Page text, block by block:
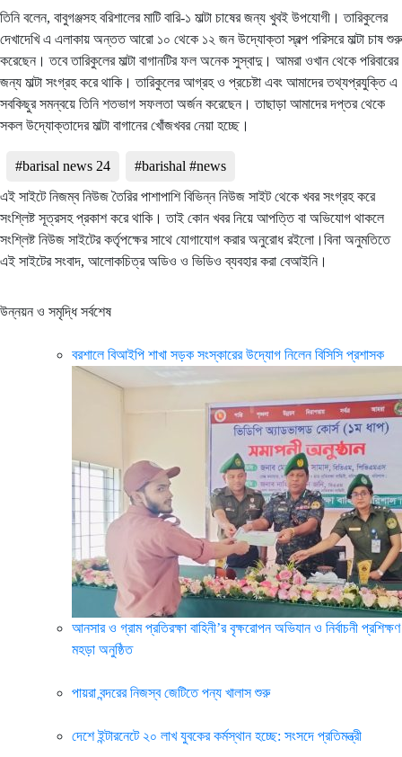
তিনি বলেন, বাবুগঞ্জসহ বরিশালের মাটি বারি-১ মাল্টা চাষের জন্য খুবই উপযোগী। তারিকুলের
দেখাদেখি এ এলাকায় অন্তত আরো ১০ থেকে ১২ জন উদ্যোক্তা স্বল্প পরিসরে মাল্টা চাষ শুরু
করেছেন। তবে তারিকুলের মাল্টা বাগানটির ফল অনেক সুস্বাদু। আমরা ওখান থেকে পরিবারের
জন্য মাল্টা সংগ্রহ করে থাকি। তারিকুলের আগ্রহ ও প্রচেষ্টা এবং আমাদের তথ্যপ্রযুক্তি এ
সবকিছুর সমন্বয়ে তিনি শতভাগ সফলতা অর্জন করেছেন। তাছাড়া আমাদের দপ্তর থেকে
সকল উদ্যোক্তাদের মাল্টা বাগানের খোঁজখবর নেয়া হচ্ছে।
#barisal news 24
#barishal #news
এই সাইটে নিজম্ব নিউজ তৈরির পাশাপাশি বিভিন্ন নিউজ সাইট থেকে খবর সংগ্রহ করে
সংশ্লিষ্ট সূত্রসহ প্রকাশ করে থাকি। তাই কোন খবর নিয়ে আপত্তি বা অভিযোগ থাকলে
সংশ্লিষ্ট নিউজ সাইটের কর্তৃপক্ষের সাথে যোগাযোগ করার অনুরোধ রইলো।বিনা অনুমতিতে
এই সাইটের সংবাদ, আলোকচিত্র অডিও ও ভিডিও ব্যবহার করা বেআইনি।
উন্নয়ন ও সমৃদ্ধি সর্বশেষ
বরশালে বিআইপি শাখা সড়ক সংস্কারের উদ্যোগ নিলেন বিসিসি প্রশাসক
আনসার ও গ্রাম প্রতিরক্ষা বাহিনী’র বৃক্ষরোপন অভিযান ও নির্বাচনী প্রশিক্ষণ
মহড়া অনুষ্ঠিত
পায়রা বন্দরের নিজস্ব জেটিতে পন্য খালাস শুরু
দেশে ইন্টারনেটে ২০ লাখ যুবকের কর্মস্থান হচ্ছে: সংসদে প্রতিমন্ত্রী